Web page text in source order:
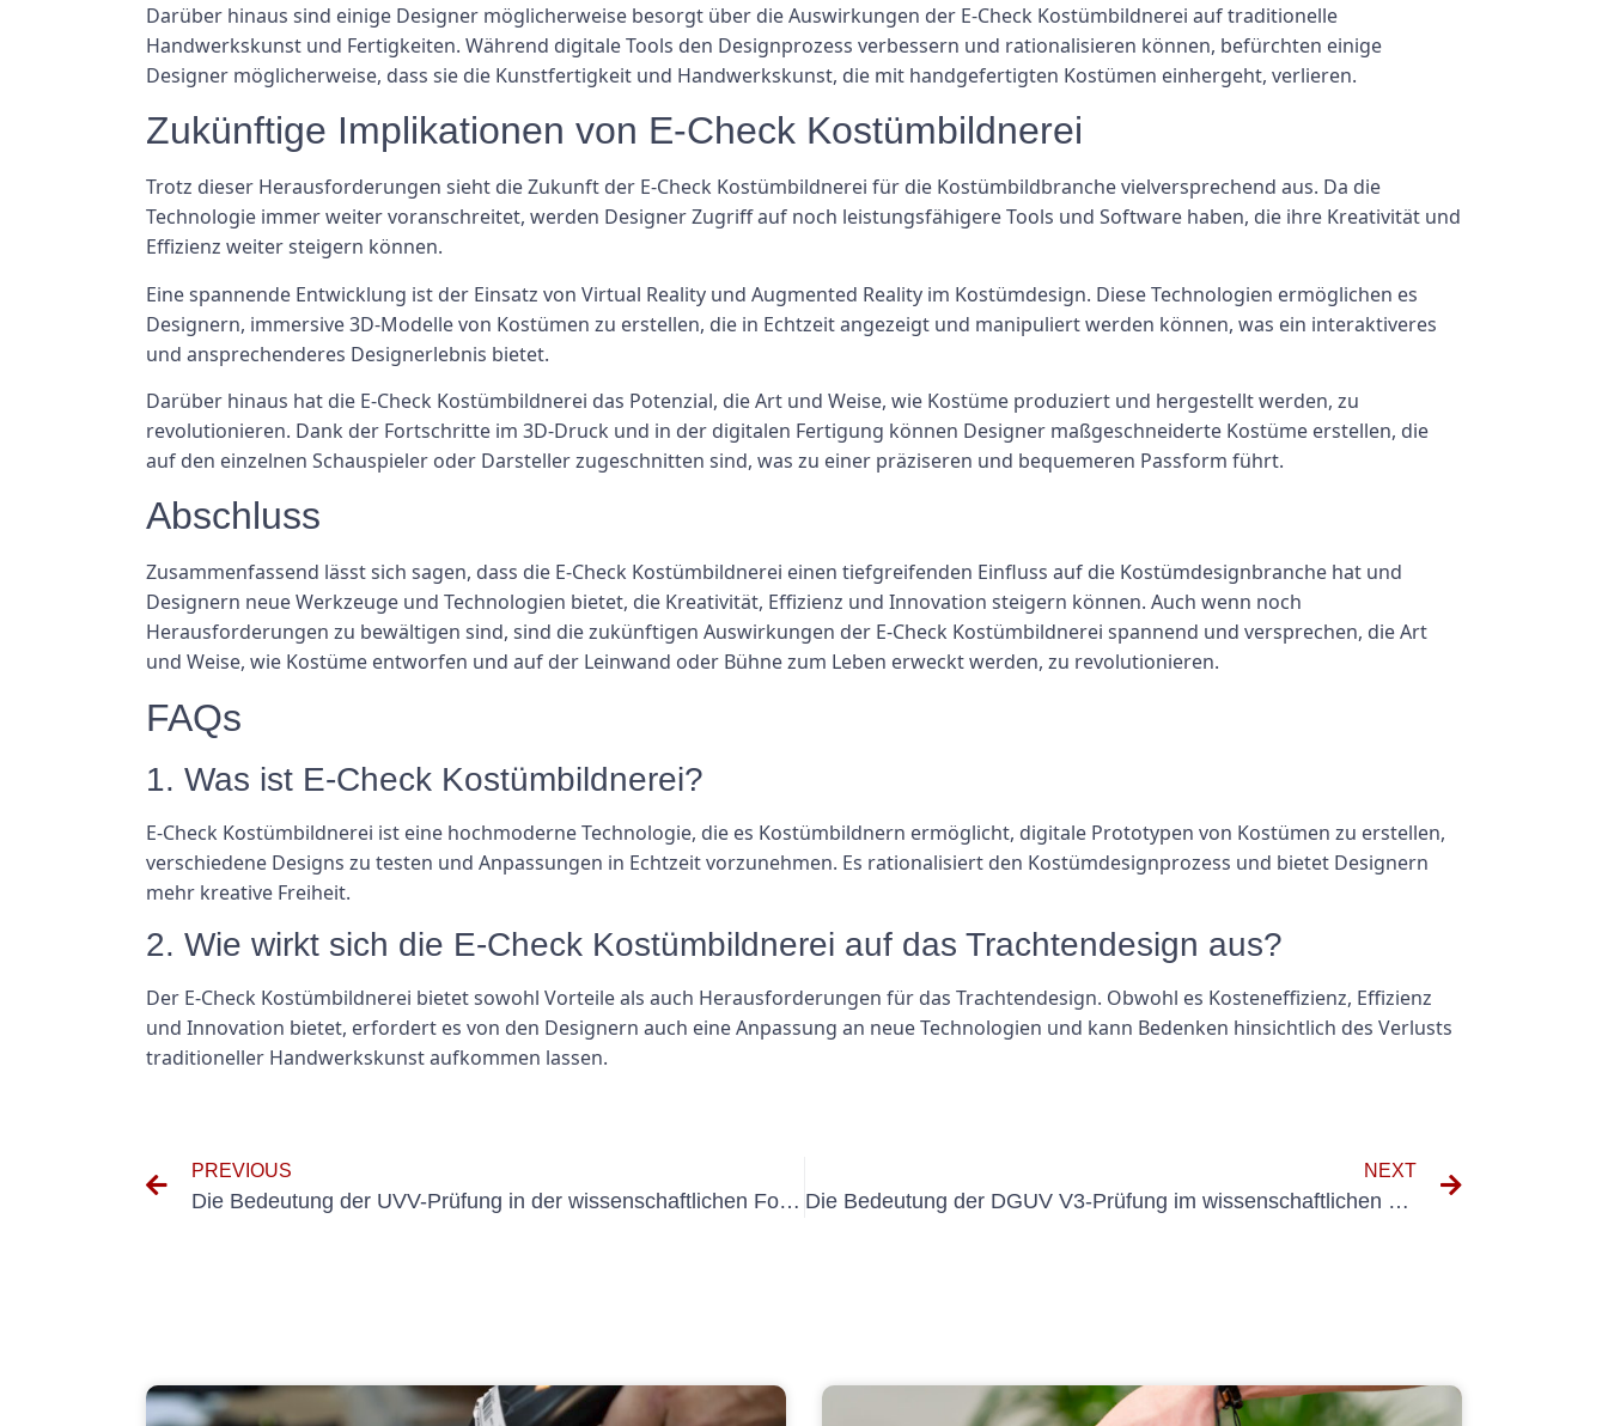
Darüber hinaus sind einige Designer möglicherweise besorgt über die Auswirkungen der E-Check Kostümbildnerei auf traditionelle
Handwerkskunst und Fertigkeiten. Während digitale Tools den Designprozess verbessern und rationalisieren können, befürchten einige
Designer möglicherweise, dass sie die Kunstfertigkeit und Handwerkskunst, die mit handgefertigten Kostümen einhergeht, verlieren.
Zukünftige Implikationen von E-Check Kostümbildnerei
Trotz dieser Herausforderungen sieht die Zukunft der E-Check Kostümbildnerei für die Kostümbildbranche vielversprechend aus. Da die
Technologie immer weiter voranschreitet, werden Designer Zugriff auf noch leistungsfähigere Tools und Software haben, die ihre Kreativität und
Effizienz weiter steigern können.
Eine spannende Entwicklung ist der Einsatz von Virtual Reality und Augmented Reality im Kostümdesign. Diese Technologien ermöglichen es
Designern, immersive 3D-Modelle von Kostümen zu erstellen, die in Echtzeit angezeigt und manipuliert werden können, was ein interaktiveres
und ansprechenderes Designerlebnis bietet.
Darüber hinaus hat die E-Check Kostümbildnerei das Potenzial, die Art und Weise, wie Kostüme produziert und hergestellt werden, zu
revolutionieren. Dank der Fortschritte im 3D-Druck und in der digitalen Fertigung können Designer maßgeschneiderte Kostüme erstellen, die
auf den einzelnen Schauspieler oder Darsteller zugeschnitten sind, was zu einer präziseren und bequemeren Passform führt.
Abschluss
Zusammenfassend lässt sich sagen, dass die E-Check Kostümbildnerei einen tiefgreifenden Einfluss auf die Kostümdesignbranche hat und
Designern neue Werkzeuge und Technologien bietet, die Kreativität, Effizienz und Innovation steigern können. Auch wenn noch
Herausforderungen zu bewältigen sind, sind die zukünftigen Auswirkungen der E-Check Kostümbildnerei spannend und versprechen, die Art
und Weise, wie Kostüme entworfen und auf der Leinwand oder Bühne zum Leben erweckt werden, zu revolutionieren.
FAQs
1. Was ist E-Check Kostümbildnerei?
E-Check Kostümbildnerei ist eine hochmoderne Technologie, die es Kostümbildnern ermöglicht, digitale Prototypen von Kostümen zu erstellen,
verschiedene Designs zu testen und Anpassungen in Echtzeit vorzunehmen. Es rationalisiert den Kostümdesignprozess und bietet Designern
mehr kreative Freiheit.
2. Wie wirkt sich die E-Check Kostümbildnerei auf das Trachtendesign aus?
Der E-Check Kostümbildnerei bietet sowohl Vorteile als auch Herausforderungen für das Trachtendesign. Obwohl es Kosteneffizienz, Effizienz
und Innovation bietet, erfordert es von den Designern auch eine Anpassung an neue Technologien und kann Bedenken hinsichtlich des Verlusts
traditioneller Handwerkskunst aufkommen lassen.
PREVIOUS
Die Bedeutung der UVV-Prüfung in der wissenschaftlichen Forschung
NEXT
Die Bedeutung der DGUV V3-Prüfung im wissenschaftlichen Bereich verstehen